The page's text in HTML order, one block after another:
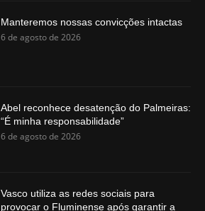
Manteremos nossas convicções intactas
6 de agosto de 2026
Abel reconhece desatenção do Palmeiras:
“É minha responsabilidade”
6 de agosto de 2026
Vasco utiliza as redes sociais para
provocar o Fluminense após garantir a